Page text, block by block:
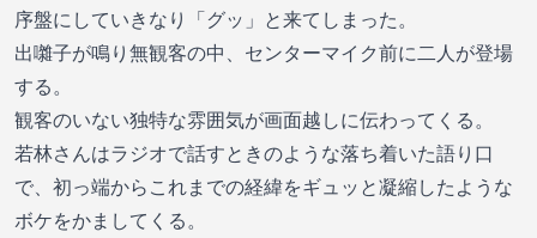
序盤にしていきなり「グッ」と来てしまった。
出囃子が鳴り無観客の中、センターマイク前に二人が登場
する。
観客のいない独特な雰囲気が画面越しに伝わってくる。
若林さんはラジオで話すときのような落ち着いた語り口
で、初っ端からこれまでの経緯をギュッと凝縮したような
ボケをかましてくる。